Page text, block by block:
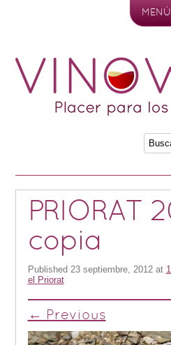
MENÚ
PRIORAT
copia
Published 23 septiembre, 2012at
el Priorat
← Previous